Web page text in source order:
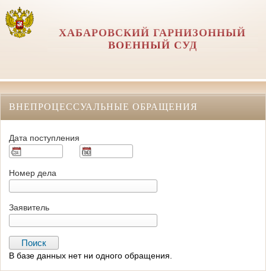
ХАБАРОВСКИЙ ГАРНИЗОННЫЙ
ВОЕННЫЙ СУД
ВНЕПРОЦЕССУАЛЬНЫЕ ОБРАЩЕНИЯ
Дата поступления
Номер дела
Заявитель
В базе данных нет ни одного обращения.